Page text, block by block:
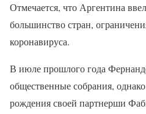
Отмечается, что Аргентина
большинство стран,
коронавируса.
В июле прошлого года
общественные собрания,
рождения своей партнерши